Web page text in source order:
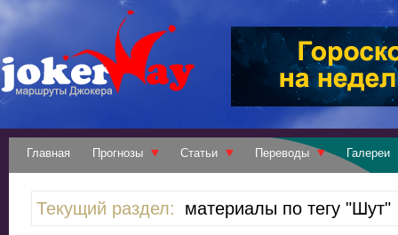
Главная Прогнозы Статьи Переводы Галереи
Текущий раздел: материалы по тегу "Шут"